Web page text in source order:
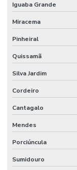
Iguaba Grande
Miracema
Pinheiral
Quissamã
Silva Jardim
Cordeiro
Cantagalo
Mendes
Porciúncula
Sumidouro